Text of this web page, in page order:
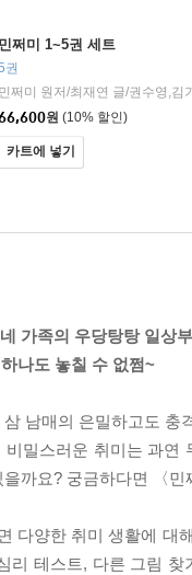
민쩌미 1~5권 세트
권
민쩌미 원저/최재연 글/권수영,김
원 (10% 할인)
카트에 넣기
가족의 우당탕탕 일상
나도 놓칠 수 없쩜~
남매의 은밀하고도
비밀스러운 취미는 과
까요? 궁금하다면 〈
다양한 취미 생활에 대
리 테스트, 다른 그림